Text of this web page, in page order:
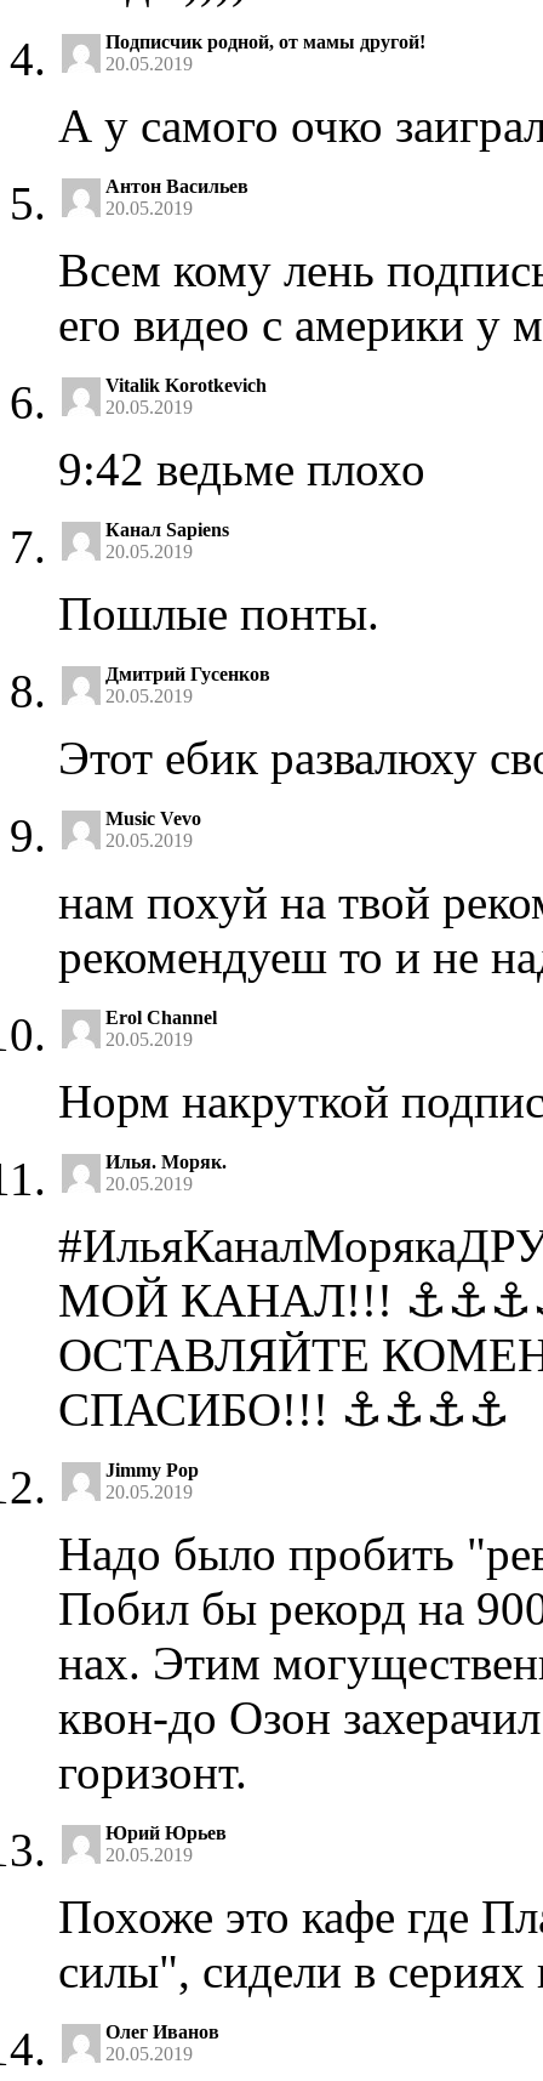
Подписчик родной, от мамы другой!
20.05.2019
А у самого очко
Антон Васильев
20.05.2019
Всем кому лень
его видео с америки у
Vitalik Korotkevich
20.05.2019
9:42 ведьме плохо
Канал Sapiens
20.05.2019
Пошлые понты.
Дмитрий Гусенков
20.05.2019
Этот ебик развалюху
Music Vevo
20.05.2019
нам похуй на твой
рекомендуеш то и не
Erol Channel
20.05.2019
Норм накруткой
Илья. Моряк.
20.05.2019
МОЙ КАНАЛ!!!
ОСТАВЛЯЙТЕ
СПАСИБО!!! ⚓⚓⚓⚓
Jimmy Pop
20.05.2019
Надо было пробить
Побил бы рекорд на
нах. Этим
квон-до Озон
горизонт.
Юрий Юрьев
20.05.2019
Похоже это кафе где
силы", сидели в
Олег Иванов
20.05.2019